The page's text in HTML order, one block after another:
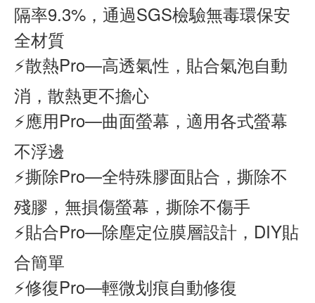
隔率9.3%，通過SGS檢驗無毒環保安
全材質
⚡散熱Pro—高透氣性，貼合氣泡自動
消，散熱更不擔心
⚡應用Pro—曲面螢幕，適用各式螢幕
不浮邊
⚡撕除Pro—全特殊膠面貼合，撕除不
殘膠，無損傷螢幕，撕除不傷手
⚡貼合Pro—除塵定位膜層設計，DIY貼
合簡單
⚡修復Pro—輕微划痕自動修復